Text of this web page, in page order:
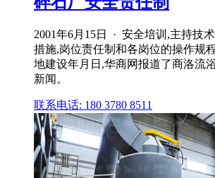
2001年6月15日 · 安全培训,主持技
措施,岗位责任制和各岗位的操作规
地建设年月日,华商网报道了商洛流
新闻。
联系电话: 180 3780 8511